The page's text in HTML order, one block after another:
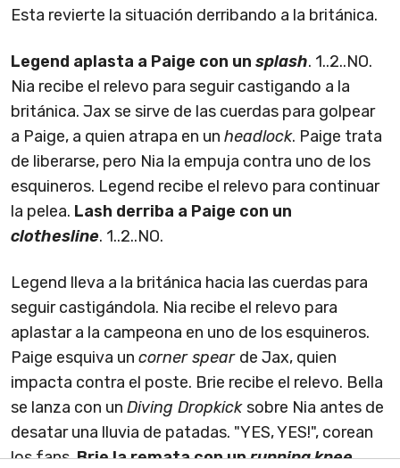
Esta revierte la situación derribando a la británica.
Legend aplasta a Paige con un splash. 1..2..NO.
Nia recibe el relevo para seguir castigando a la
británica. Jax se sirve de las cuerdas para golpear
a Paige, a quien atrapa en un headlock. Paige trata
de liberarse, pero Nia la empuja contra uno de los
esquineros. Legend recibe el relevo para continuar
la pelea. Lash derriba a Paige con un
clothesline. 1..2..NO.
Legend lleva a la británica hacia las cuerdas para
seguir castigándola. Nia recibe el relevo para
aplastar a la campeona en uno de los esquineros.
Paige esquiva un corner spear de Jax, quien
impacta contra el poste. Brie recibe el relevo. Bella
se lanza con un Diving Dropkicksobre Nia antes de
desatar una lluvia de patadas. "YES, YES!", corean
los fans.Brie la remata con unrunning knee